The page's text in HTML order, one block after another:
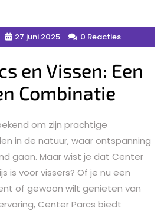
27 juni 2025 0 Reacties
en Vissen: Een
Combinatie
om zijn prachtige
in de natuur, waar ontspanning
gaan. Maar wist je dat Center
is voor vissers? Of je nu een
of gewoon wilt genieten van
Center Parcs biedt